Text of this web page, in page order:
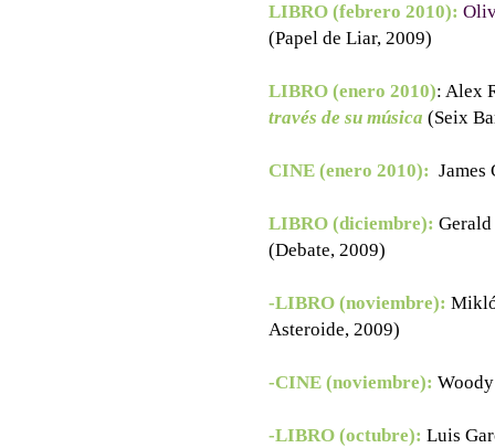
LIBRO (febrero 2010):
(Papel de Liar, 2009)
LIBRO (enero 2010): Alex
través de su música (Seix
CINE (enero 2010): James
LIBRO (diciembre):
(Debate, 2009)
-LIBRO (noviembre):
Asteroide, 2009)
-CINE (noviembre):
-LIBRO (octubre): Luis